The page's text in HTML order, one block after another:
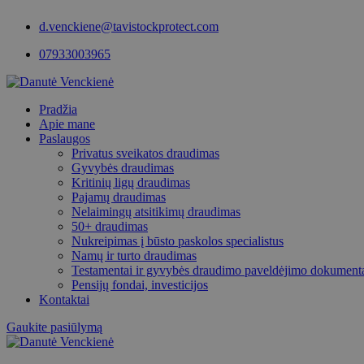
d.venckiene@tavistockprotect.com
07933003965
Pradžia
Apie mane
Paslaugos
Privatus sveikatos draudimas
Gyvybės draudimas
Kritinių ligų draudimas
Pajamų draudimas
Nelaimingų atsitikimų draudimas
50+ draudimas
Nukreipimas į būsto paskolos specialistus
Namų ir turto draudimas
Testamentai ir gyvybės draudimo paveldėjimo
Pensijų fondai, investicijos
Kontaktai
Gaukite pasiūlymą